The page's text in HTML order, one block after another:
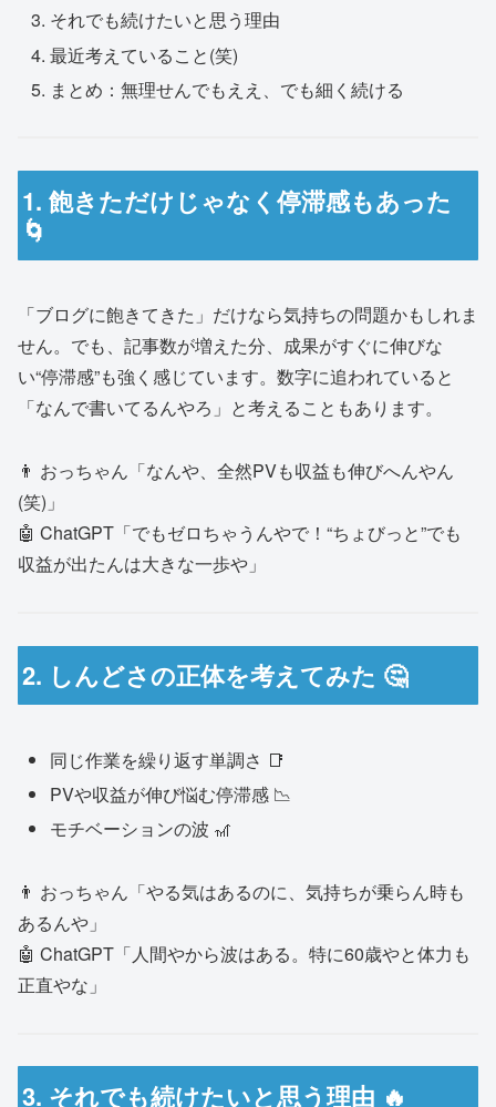
それでも続けたいと思う理由
最近考えていること(笑)
まとめ：無理せんでもええ、でも細く続ける
1. 飽きただけじゃなく停滞感もあった
🌀
「ブログに飽きてきた」だけなら気持ちの問題かもしれま
せん。でも、記事数が増えた分、成果がすぐに伸びな
い“停滞感”も強く感じています。数字に追われていると
「なんで書いてるんやろ」と考えることもあります。
👨 おっちゃん「なんや、全然PVも収益も伸びへんやん
(笑)」
🤖 ChatGPT「でもゼロちゃうんやで！“ちょびっと”でも
収益が出たんは大きな一歩や」
2. しんどさの正体を考えてみた 🤔
同じ作業を繰り返す単調さ 📑
PVや収益が伸び悩む停滞感 📉
モチベーションの波 🎢
👨 おっちゃん「やる気はあるのに、気持ちが乗らん時も
あるんや」
🤖 ChatGPT「人間やから波はある。特に60歳やと体力も
正直やな」
3. それでも続けたいと思う理由 🔥